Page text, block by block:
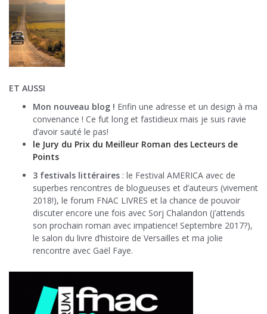
ET AUSSI
Mon nouveau blog ! Enfin une adresse et un design à ma
convenance ! Ce fut long et fastidieux mais je suis ravie
d’avoir sauté le pas!
le Jury du Prix du Meilleur Roman des Lecteurs de
Points
3 festivals littéraires : le Festival AMERICA avec de
superbes rencontres de blogueuses et d’auteurs (vivement
2018!), le forum FNAC LIVRES et la chance de pouvoir
discuter encore une fois avec Sorj Chalandon (j’attends
son prochain roman avec impatience! Septembre 2017?),
le salon du livre d’histoire de Versailles et ma jolie
rencontre avec Gaël Faye.